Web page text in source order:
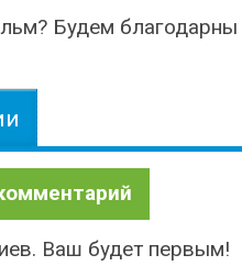
Будем благодарны
Ваш будет первым!